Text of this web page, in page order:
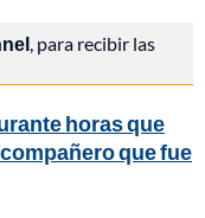
, para recibir las
horas que
que fue